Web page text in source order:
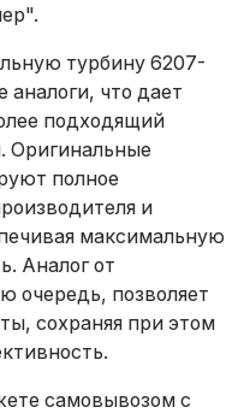
турбину 6207-
аналоги, что дает
подходящий
Оригинальные
полное
и
максимальную
Аналог от
очередь, позволяет
сохраняя при этом
самовывозом с